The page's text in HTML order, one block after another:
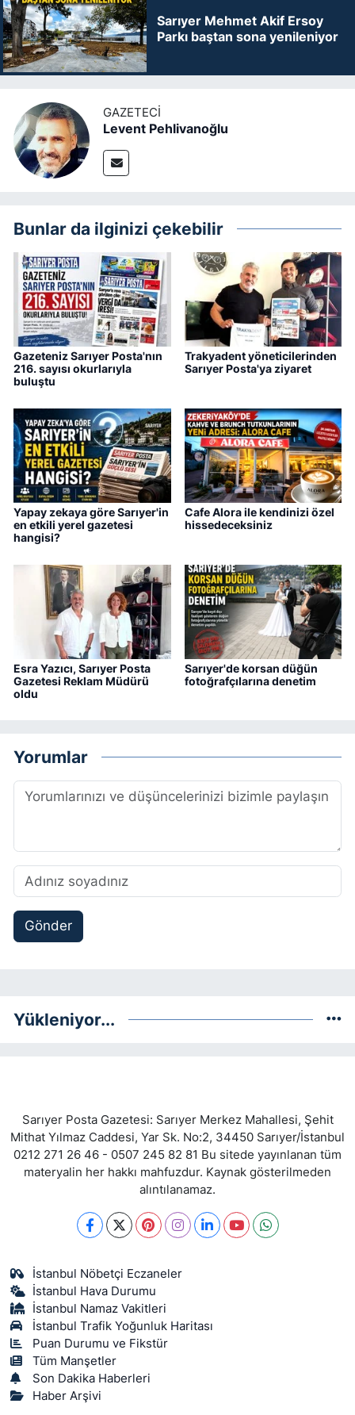
Sarıyer Mehmet Akif Ersoy
Parkı baştan sona yenileniyor
GAZETECI
Levent Pehlivanoğlu
Bunlar da ilginizi çekebilir
Gazeteniz Sarıyer Posta'nın
216. sayısı okurlarıyla
buluştu
Trakyadent yöneticilerinden
Sarıyer Posta'ya ziyaret
Yapay zekaya göre Sarıyer'in
en etkili yerel gazetesi
hangisi?
Cafe Alora ile kendinizi özel
hissedeceksiniz
Esra Yazıcı, Sarıyer Posta
Gazetesi Reklam Müdürü
oldu
Sarıyer'de korsan düğün
fotoğrafçılarına denetim
Yorumlar
Gönder
Yükleniyor...
Sarıyer Posta Gazetesi: Sarıyer Merkez Mahallesi, Şehit
Mithat Yılmaz Caddesi, Yar Sk. No:2, 34450 Sarıyer/İstanbul
0212 271 26 46 - 0507 245 82 81 Bu sitede yayınlanan tüm
materyalin her hakkı mahfuzdur. Kaynak gösterilmeden
alıntılanamaz.
İstanbul Nöbetçi Eczaneler
İstanbul Hava Durumu
İstanbul Namaz Vakitleri
İstanbul Trafik Yoğunluk Haritası
Puan Durumu ve Fikstür
Tüm Manşetler
Son Dakika Haberleri
Haber Arşivi